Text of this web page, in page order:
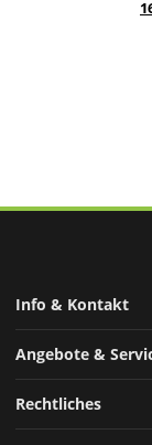
Info & Kontakt
Angebote &
Rechtliches